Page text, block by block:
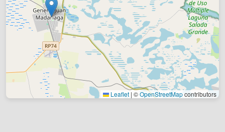
Leaflet | ©OpenStreetMapcontributors